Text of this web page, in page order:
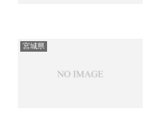
宮城県